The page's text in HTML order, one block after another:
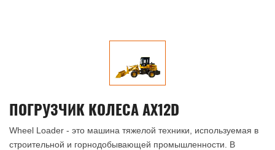
ПОГРУЗЧИК КОЛЕСА AX12D
Wheel Loader - это машина тяжелой техники, используемая в
строительной и горнодобывающей промышленности. В